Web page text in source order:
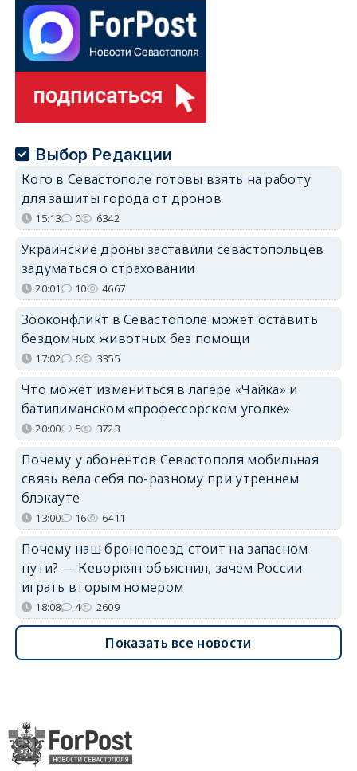
Выбор Редакции
Кого в Севастополе готовы взять на работу
для защиты города от дронов
15:13 0 6342
Украинские дроны заставили севастопольцев
задуматься о страховании
20:01 10 4667
Зооконфликт в Севастополе может оставить
бездомных животных без помощи
17:02 6 3355
Что может измениться в лагере «Чайка» и
батилиманском «профессорском уголке»
20:00 5 3723
Почему у абонентов Севастополя мобильная
связь вела себя по-разному при утреннем
блэкауте
13:00 16 6411
Почему наш бронепоезд стоит на запасном
пути? — Кеворкян объяснил, зачем России
играть вторым номером
18:08 4 2609
Показать все новости